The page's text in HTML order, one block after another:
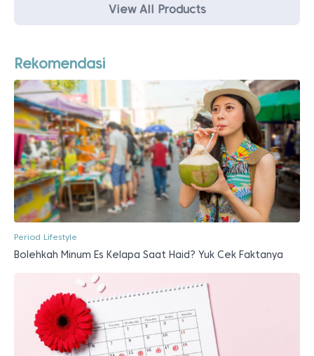
View All Products
Rekomendasi
Period Lifestyle
Bolehkah Minum Es Kelapa Saat Haid? Yuk Cek Faktanya